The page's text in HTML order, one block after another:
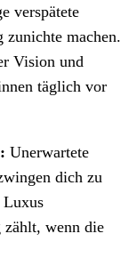
verspätete
zunichte machen.
Vision und
täglich vor
Unerwartete
dich zu
Luxus
zählt, wenn die